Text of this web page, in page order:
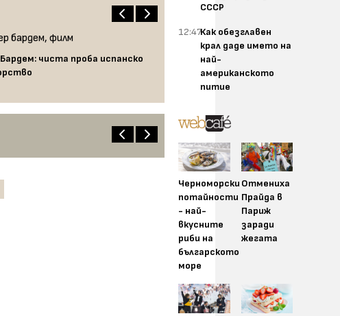
чиста проба испанско
СССР
12:47Как обезглавен
крал даде името на
най-
американското
питие
Черноморски
потайности
- най-
вкусните
риби на
българското
море
Отмениха
Прайда в
Париж
заради
жегата